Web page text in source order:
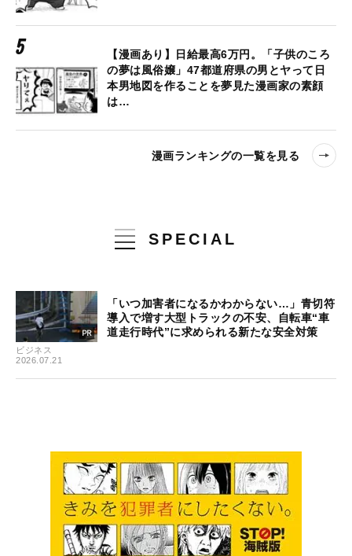
【漫画あり】日給最高6万円。「子供のころ
の夢は風俗嬢」47都道府県の男とヤって日
本男地図を作ることを夢見た漫画家の素顔
は…
漫画ランキングの一覧を見る
SPECIAL
ビジネス
2026.07.21
「いつ加害者になるかわからない…」青切符
導入で増す大型トラックの不安、自転車“車
道走行時代”に求められる新たな安全対策